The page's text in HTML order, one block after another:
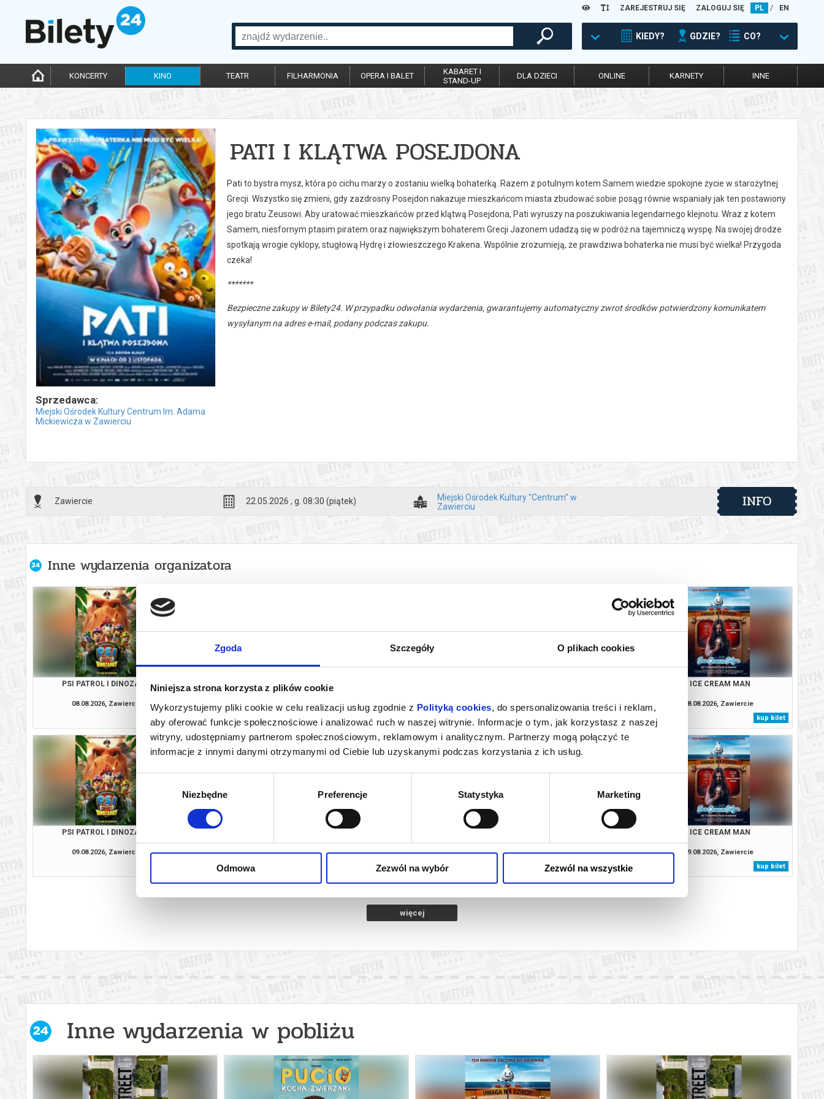
Zgoda Szczegóły O plikach cookies
Niniejsza strona korzysta z plików cookie
Wykorzystujemy pliki cookie w celu realizacji usług zgodnie z Polityką cookies, do spersonalizowania treści i reklam,
aby oferować funkcje społecznościowe i analizować ruch w naszej witrynie. Informacje o tym, jak korzystasz z naszej
witryny, udostępniamy partnerom społecznościowym, reklamowym i analitycznym. Partnerzy mogą połączyć te
informacje z innymi danymi otrzymanymi od Ciebie lub uzyskanymi podczas korzystania z ich usług.
Wybór
zgody
Niezbędne Preferencje Statystyka Marketing
Odmowa Zezwól na wybór Zezwól na wszystkie
ZAREJESTRUJ SIĘ ZALOGUJ SIĘ PL / EN
KIEDY? GDZIE? CO?
KONCERTY KINO TEATR FILHARMONIA OPERA I BALET
KABARET I
STAND-UP
DLA DZIECI ONLINE KARNETY INNE
Sprzedawca:
Miejski Ośrodek Kultury Centrum Im. Adama
Mickiewicza w Zawierciu
PATI I KLĄTWA POSEJDONA
Pati to bystra mysz, która po cichu marzy o zostaniu wielką bohaterką. Razem z potulnym kotem Samem wiedzie spokojne życie w starożytnej
Grecji. Wszystko się zmieni, gdy zazdrosny Posejdon nakazuje mieszkańcom miasta zbudować sobie posąg równie wspaniały jak ten postawiony
jego bratu Zeusowi. Aby uratować mieszkańców przed klątwą Posejdona, Pati wyruszy na poszukiwania legendarnego klejnotu. Wraz z kotem
Samem, niesfornym ptasim piratem oraz największym bohaterem Grecji Jazonem udadzą się w podróż na tajemniczą wyspę. Na swojej drodze
spotkają wrogie cyklopy, stugłową Hydrę i złowieszczego Krakena. Wspólnie zrozumieją, że prawdziwa bohaterka nie musi być wielka! Przygoda
czeka!
*******
Bezpieczne zakupy w Bilety24. W przypadku odwołania wydarzenia, gwarantujemy automatyczny zwrot środków potwierdzony komunikatem
wysyłanym na adres e-mail, podany podczas zakupu.
Zawiercie 22.05.2026 , g. 08:30 (piątek)
Miejski Ośrodek Kultury "Centrum" w
Zawierciu
INFO
Inne wydarzenia organizatora
PSI PATROL I DINOZAURY
08.08.2026, Zawiercie
kup bilet
VAIANA
08.08.2026, Zawiercie
kup bilet
08.08.2026, Zawiercie
kup bilet
08.08.2026, Zawiercie
ICE CREAM MAN
08.08.2026, Zawiercie
kup bilet
PSI PATROL I DINOZAURY
09.08.2026, Zawiercie
09.08.2026, Zawiercie
2D DUBBING
09.08.2026, Zawiercie
2D DUBBING
09.08.2026, Zawiercie
kup bilet
ICE CREAM MAN
09.08.2026, Zawiercie
kup bilet
więcej
Inne wydarzenia w pobliżu